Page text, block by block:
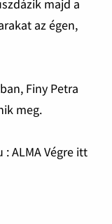
majd a
az égen,
Finy Petra
meg.
ALMA Végre itt